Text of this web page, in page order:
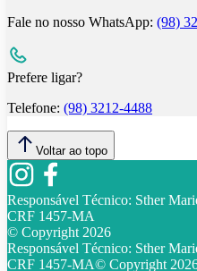
Fale no nosso WhatsApp: (98)
Prefere ligar?
Telefone: (98) 3212-4488
Voltar ao topo
Responsável Técnico: Sther
CRF 1457-MA
© Copyright 2026
Responsável Técnico: Sther
CRF 1457-MA© Copyright